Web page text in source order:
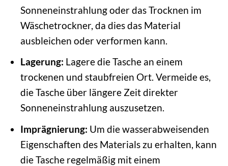
Sonneneinstrahlung oder das Trocknen im
Wäschetrockner, da dies das Material
ausbleichen oder verformen kann.
Lagerung: Lagere die Tasche an einem
trockenen und staubfreien Ort. Vermeide es,
die Tasche über längere Zeit direkter
Sonneneinstrahlung auszusetzen.
Imprägnierung: Um die wasserabweisenden
Eigenschaften des Materials zu erhalten, kann
die Tasche regelmäßig mit einem